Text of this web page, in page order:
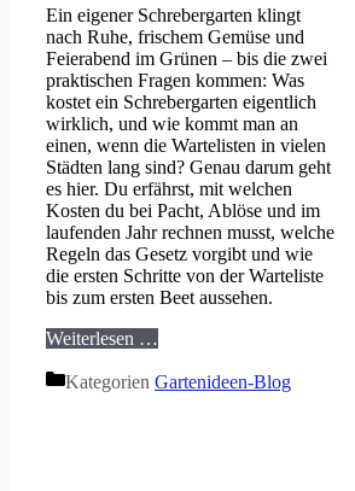
Ein eigener Schrebergarten klingt
nach Ruhe, frischem Gemüse und
Feierabend im Grünen – bis die zwei
praktischen Fragen kommen: Was
kostet ein Schrebergarten eigentlich
wirklich, und wie kommt man an
einen, wenn die Wartelisten in vielen
Städten lang sind? Genau darum geht
es hier. Du erfährst, mit welchen
Kosten du bei Pacht, Ablöse und im
laufenden Jahr rechnen musst, welche
Regeln das Gesetz vorgibt und wie
die ersten Schritte von der Warteliste
bis zum ersten Beet aussehen.
Weiterlesen …
Kategorien Gartenideen-Blog